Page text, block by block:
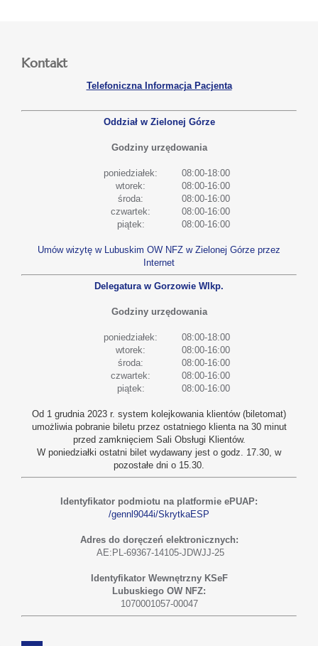
Kontakt
Telefoniczna Informacja Pacjenta
Oddział w Zielonej Górze
Godziny urzędowania
poniedziałek:
08:00-18:00
wtorek:
08:00-16:00
środa:
08:00-16:00
czwartek:
08:00-16:00
piątek:
08:00-16:00
Umów wizytę w Lubuskim OW NFZ w Zielonej Górze przez
Internet
Delegatura w Gorzowie Wlkp.
Godziny urzędowania
poniedziałek:
08:00-18:00
wtorek:
08:00-16:00
środa:
08:00-16:00
czwartek:
08:00-16:00
piątek:
08:00-16:00
Od 1 grudnia 2023 r. system kolejkowania klientów (biletomat)
umożliwia pobranie biletu przez ostatniego klienta na 30 minut
przed zamknięciem Sali Obsługi Klientów.
W poniedziałki ostatni bilet wydawany jest o godz. 17.30, w
pozostałe dni o 15.30.
Identyfikator podmiotu na platformie ePUAP:
/gennl9044i/SkrytkaESP
Adres do doręczeń elektronicznych:
AE:PL-69367-14105-JDWJJ-25
Identyfikator Wewnętrzny KSeF
Lubuskiego OW NFZ:
1070001057-00047